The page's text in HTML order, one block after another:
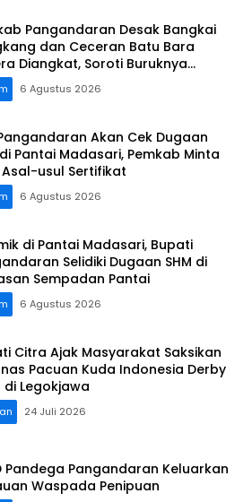
Pangandaran Desak Bangkai
dan Ceceran Batu Bara
Diangkat, Soroti Buruknya
Perusahaan
6 Agustus 2026
Akan Cek Dugaan
di Pantai Madasari, Pemkab Minta
Asal-usul Sertifikat
6 Agustus 2026
di Pantai Madasari, Bupati
Selidiki Dugaan SHM di
Sempadan Pantai
6 Agustus 2026
Citra Ajak Masyarakat Saksikan
Pacuan Kuda Indonesia Derby
di Legokjawa
24 Juli 2026
Pandega Pangandaran Keluarkan
Waspada Penipuan